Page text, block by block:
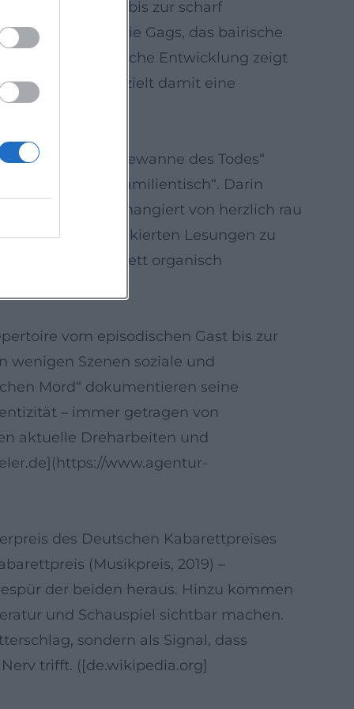
Beobachtung bis zur scharf
Groove trägt die Gags, das bairische
Die künstlerische Entwicklung zeigt
Bilder – und erzielt damit eine
und „Die Badewanne des Todes“
Baumarkt und Familientisch“. Darin
Der Erzählton changiert von herzlich rau
musikalisch flankierten Lesungen zu
Musik und Kabarett organisch
vom episodischen Gast bis zur
wenigen Szenen soziale und
Mord“ dokumentieren seine
– immer getragen von
aktuelle Dreharbeiten und
www.agentur-
des Deutschen Kabarettpreises
(Musikpreis, 2019) –
der beiden heraus. Hinzu kommen
und Schauspiel sichtbar machen.
sondern als Signal, dass
trifft. ([de.wikipedia.org]